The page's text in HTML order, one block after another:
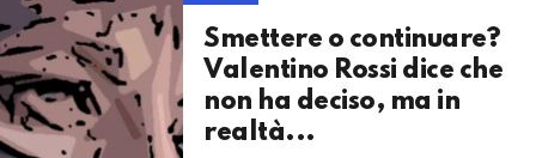
Smettere o continuare?
Valentino Rossi dice che
non ha deciso, ma in
realtà...